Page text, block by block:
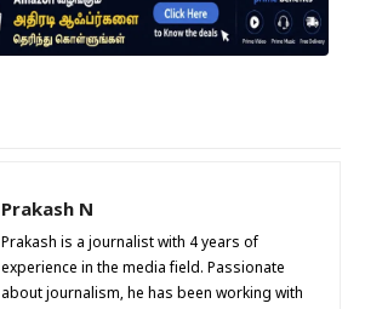
Prakash N
Prakash is a journalist with 4 years of
experience in the media field. Passionate
about journalism, he has been working with